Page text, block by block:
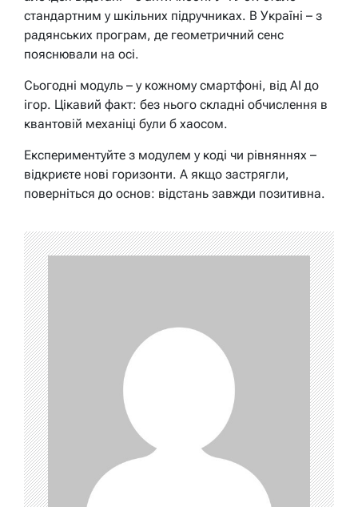
стандартним у шкільних підручниках. В Україні – з
радянських програм, де геометричний сенс
пояснювали на осі.
Сьогодні модуль – у кожному смартфоні, від AI до
ігор. Цікавий факт: без нього складні обчислення в
квантовій механіці були б хаосом.
Експериментуйте з модулем у коді чи рівняннях –
відкриєте нові горизонти. А якщо застрягли,
поверніться до основ: відстань завжди позитивна.